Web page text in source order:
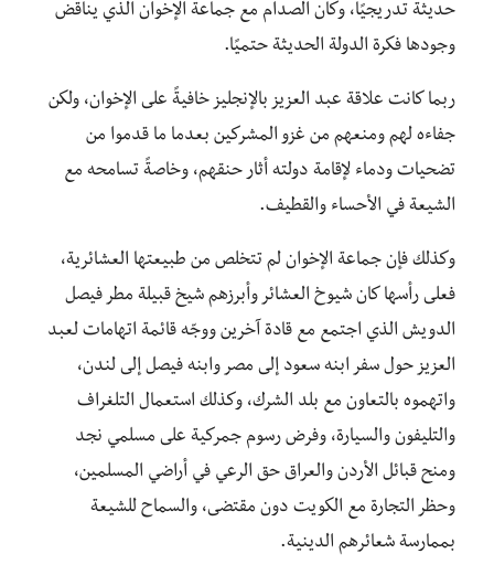
حديثة تدريجيًا، وكان الصدام مع جماعة الإخوان الذي يناقض
وجودها فكرة الدولة الحديثة حتميًا.
ربما كانت علاقة عبد العزيز بالإنجليز خافيةً على الإخوان، ولكن
جفاءه لهم ومنعهم من غزو المشركين بعدما ما قدموا من
تضحيات ودماء لإقامة دولته أثار حنقهم، وخاصةً تسامحه مع
الشيعة في الأحساء والقطيف.
وكذلك فإن جماعة الإخوان لم تتخلص من طبيعتها العشائرية،
فعلى رأسها كان شيوخ العشائر وأبرزهم شيخ قبيلة مطر فيصل
الدويش الذي اجتمع مع قادة آخرين ووجّه قائمة اتهامات لعبد
العزيز حول سفر ابنه سعود إلى مصر وابنه فيصل إلى لندن،
واتهموه بالتعاون مع بلد الشرك، وكذلك استعمال التلغراف
والتليفون والسيارة، وفرض رسوم جمركية على مسلمي نجد
ومنح قبائل الأردن والعراق حق الرعي في أراضي المسلمين،
وحظر التجارة مع الكويت دون مقتضى، والسماح للشيعة
بممارسة شعائرهم الدينية.